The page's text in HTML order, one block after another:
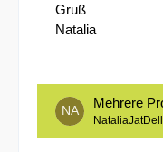
Gruß
Natalia
Mehrere
NataliaJatDell